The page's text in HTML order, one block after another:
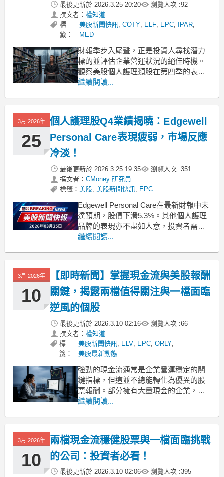
最後更新於 2026.3.25 20:20 瀏覽人次 :92
撰文者： 權知道
標
籤：
美股新聞快訊, COTY, ELF, EPC, IPAR,
MED
財報季步入尾聲，正是投資人尋找潛力
標的並評估企業營運狀況的絕佳時機。
觀察美股個人護理類股在第四季的表
現，雖然這類產品看似非必需品，但經
「口紅效應」，意味著當經濟動能放緩
時，民眾仍渴望購買美容與健康等負擔
得起的奢侈品。隨著消費品味的持續
繼續閱讀...
3月 2026年
25
個人護理股Q4業績揭曉：Edgewell
Personal Care表現疲弱，市場反應
冷淡！
最後更新於 2026.3.25 19:35 瀏覽人次 :351
撰文者： CMoney 研究員
標籤： 美股, 美股新聞快訊, EPC
Edgewell Personal Care在最新財報中未
達預期，股價下滑5.3%。其他個人護理
品牌的表現亦不盡如人意，投資者需謹
慎評估。 .badgeprice-container {
gap: 1rem !i
繼續閱讀...
3月 2026年
10
【即時新聞】掌握現金流與美股報酬
關鍵，揭露兩檔值得關注與一檔面臨
逆風的個股
最後更新於 2026.3.10 02:16 瀏覽人次 :66
撰文者： 權知道
標
籤：
美股新聞快訊, ELV, EPC,ORLY,
美股最新動態
強勁的現金流通常是企業營運穩定的關
鍵指標，但這並不總能轉化為優異的股
票報酬。部分擁有大量現金的企業，可
能會面臨資本支出效率低落、市場需求
的唯一標準，投資人應尋找能將資金明
智再投資，進而推動長期成功的公司。
Edgewell現金流偏低面
繼續閱讀...
3月 2026年
10
兩檔現金流穩健股票與一檔面臨挑戰
的公司：投資者必看！
最後更新於 2026.3.10 02:06 瀏覽人次 :395